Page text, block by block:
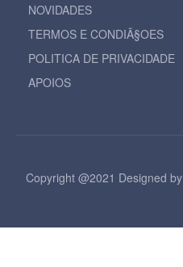
NOVIDADES
TERMOS E CONDIÃ§OES
POLITICA DE PRIVACIDADE
APOIOS
Copyright @2021 Designed by